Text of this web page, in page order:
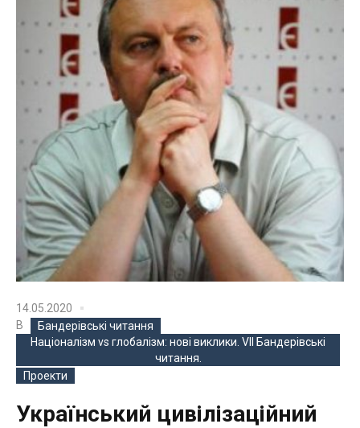
14.05.2020
В
Бандерівські читання
Націоналізм vs глобалізм: нові виклики. VIІ Бандерівські
читання.
Проекти
Український цивілізаційний